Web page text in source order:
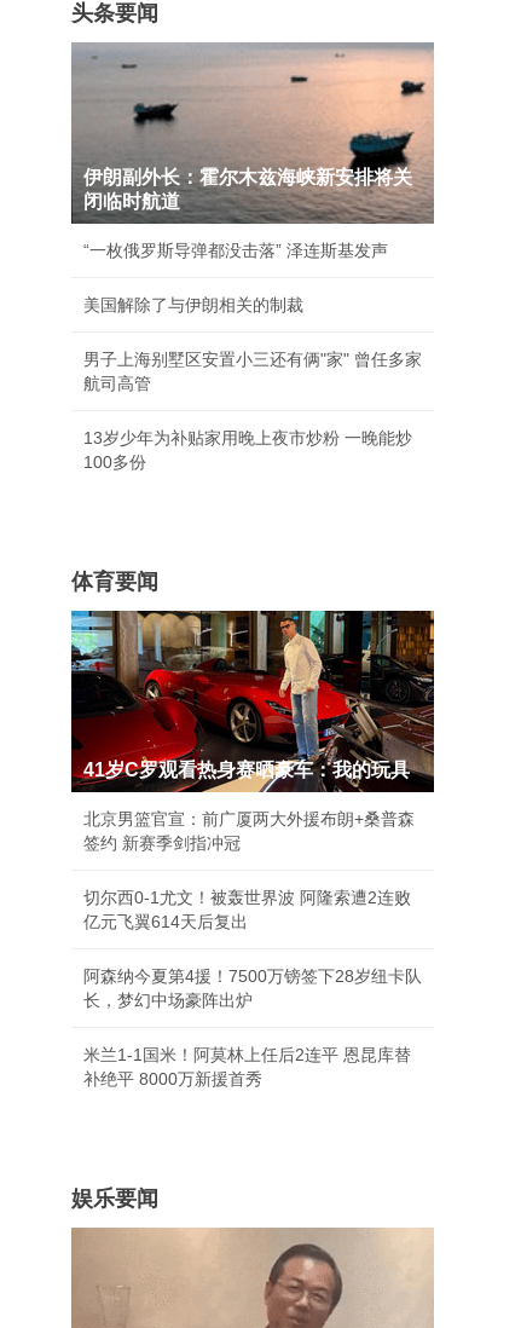
头条要闻
伊朗副外长：霍尔木兹海峡新安排将关
闭临时航道
“一枚俄罗斯导弹都没击落” 泽连斯基发声
美国解除了与伊朗相关的制裁
男子上海别墅区安置小三还有俩"家" 曾任多家
航司高管
13岁少年为补贴家用晚上夜市炒粉 一晚能炒
100多份
体育要闻
41岁C罗观看热身赛晒豪车：我的玩具
北京男篮官宣：前广厦两大外援布朗+桑普森
签约 新赛季剑指冲冠
切尔西0-1尤文！被轰世界波 阿隆索遭2连败
亿元飞翼614天后复出
阿森纳今夏第4援！7500万镑签下28岁纽卡队
长，梦幻中场豪阵出炉
米兰1-1国米！阿莫林上任后2连平 恩昆库替
补绝平 8000万新援首秀
娱乐要闻